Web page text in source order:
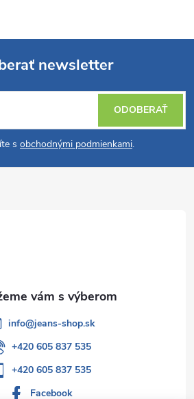
newsletter
s obchodnými podmienkami.
ODOBERAŤ
info@jeans-shop.sk
+420 605 837 535
+420 605 837 535
Facebook